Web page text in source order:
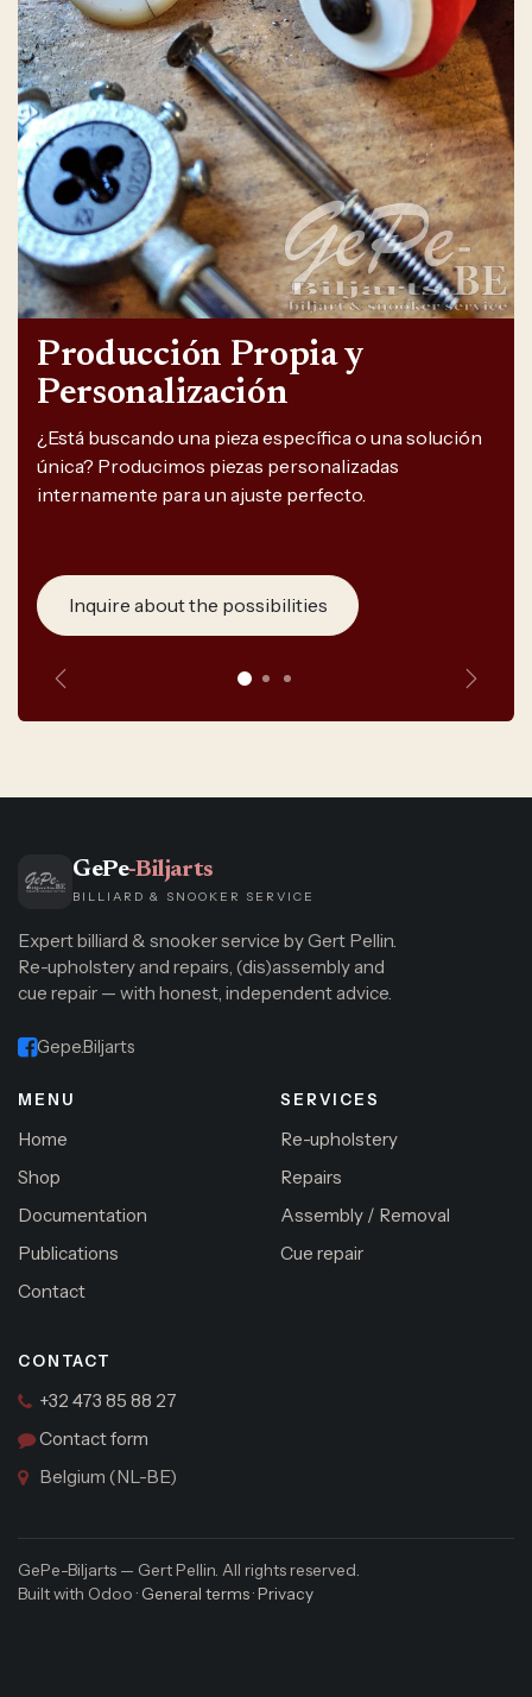
Producción Propia y
Personalización
¿Está buscando una pieza específica o una solución
única? Producimos piezas personalizadas
internamente para un ajuste perfecto.
Inquire about the possibilities
Anterior
GePe-Biljarts
BILLIARD & SNOOKER SERVICE
Expert billiard & snooker service by Gert Pellin.
Re-upholstery and repairs, (dis)assembly and
cue repair — with honest, independent advice.
Gepe.Biljarts
MENU
Home
Shop
Documentation
Publications
Contact
SERVICES
Re-upholstery
Repairs
Assembly / Removal
Cue repair
CONTACT
+32 473 85 88 27
Contact form
Belgium (NL-BE)
GePe-Biljarts — Gert Pellin. All rights reserved.
Built with Odoo · General terms·Privacy